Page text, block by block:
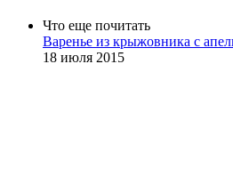
Что еще почитать
Варенье из крыжовника с
18 июля 2015